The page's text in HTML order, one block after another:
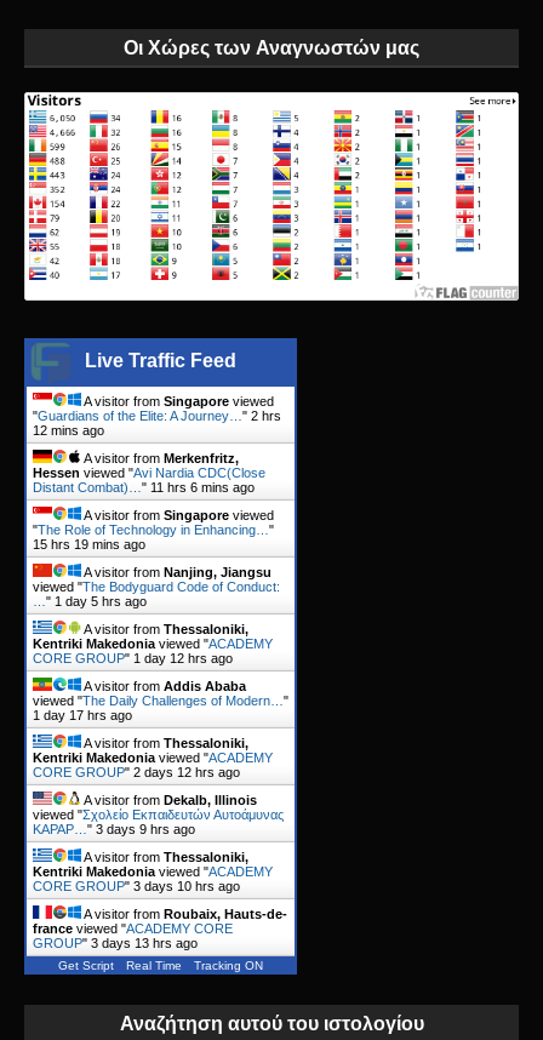
Οι Χώρες των Αναγνωστών μας
Live Traffic Feed
A visitor from Singapore viewed
"Guardians of the Elite: A Journey… " 2 hrs
12 mins ago
A visitor from Merkenfritz,
Hessen viewed "Avi Nardia CDC(Close
Distant Combat)… " 11 hrs 6 mins ago
A visitor from Singapore viewed
"The Role of Technology in Enhancing… "
15 hrs 19 mins ago
A visitor from Nanjing, Jiangsu
viewed "The Bodyguard Code of Conduct:
" 1 day 5 hrs ago
A visitor from Thessaloniki,
Kentriki Makedonia viewed "ACADEMY
CORE GROUP" 1 day 12 hrs ago
A visitor from Addis Ababa
viewed "The Daily Challenges of Modern… "
1 day 17 hrs ago
A visitor from Thessaloniki,
Kentriki Makedonia viewed "ACADEMY
CORE GROUP" 2 days 12 hrs ago
A visitor from Dekalb, Illinois
viewed "Σχολείο Εκπαιδευτών Αυτοάμυνας
KAPAP… " 3 days 9 hrs ago
A visitor from Thessaloniki,
Kentriki Makedonia viewed "ACADEMY
CORE GROUP" 3 days 10 hrs ago
A visitor from Roubaix, Hauts-de-
france viewed "ACADEMY CORE
GROUP" 3 days 13 hrs ago
Get Script Real Time Tracking ON
Αναζήτηση αυτού του ιστολογίου